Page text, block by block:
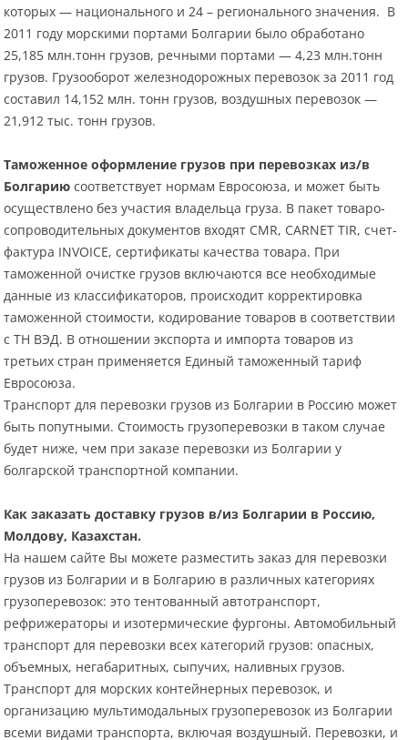
которых — национального и 24 – регионального значения. В
2011 году морскими портами Болгарии было обработано
25,185 млн.тонн грузов, речными портами — 4,23 млн.тонн
грузов. Грузооборот железнодорожных перевозок за 2011 год
составил 14,152 млн. тонн грузов, воздушных перевозок —
21,912 тыс. тонн грузов.
Таможенное оформление грузов при перевозках из/в
Болгарию соответствует нормам Евросоюза, и может быть
осуществлено без участия владельца груза. В пакет товаро-
сопроводительных документов входят CMR, CARNET TIR, счет-
фактура INVOICE, сертификаты качества товара. При
таможенной очистке грузов включаются все необходимые
данные из классификаторов, происходит корректировка
таможенной стоимости, кодирование товаров в соответствии
с ТН ВЭД. В отношении экспорта и импорта товаров из
третьих стран применяется Единый таможенный тариф
Евросоюза.
Транспорт для перевозки грузов из Болгарии в Россию может
быть попутными. Стоимость грузоперевозки в таком случае
будет ниже, чем при заказе перевозки из Болгарии у
болгарской транспортной компании.
Как заказать доставку грузов в/из Болгарии в Россию,
Молдову, Казахстан.
На нашем сайте Вы можете разместить заказ для перевозки
грузов из Болгарии и в Болгарию в различных категориях
грузоперевозок: это тентованный автотранспорт,
рефрижераторы и изотермические фургоны. Автомобильный
транспорт для перевозки всех категорий грузов: опасных,
объемных, негабаритных, сыпучих, наливных грузов.
Транспорт для морских контейнерных перевозок, и
организацию мультимодальных грузоперевозок из Болгарии
всеми видами транспорта, включая воздушный. Перевозки, и